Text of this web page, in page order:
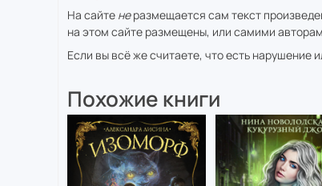
На сайте неразмещается сам текст
на этом сайте размещены, или самими
Если вы всё же считаете, что есть нарушение
Похожие книги